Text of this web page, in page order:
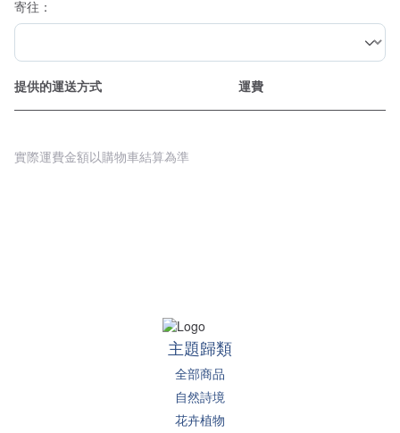
寄往：
提供的運送方式 運費
實際運費金額以購物車結算為準
主題歸類
全部商品
自然詩境
花卉植物